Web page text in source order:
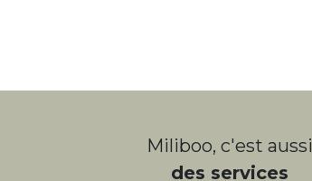
Miliboo, c'est aussi
des services